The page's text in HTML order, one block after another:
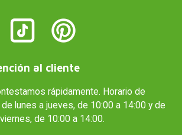
al cliente
rápidamente. Horario de
lunes a jueves, de 10:00 a 14:00 y de
de 10:00 a 14:00.